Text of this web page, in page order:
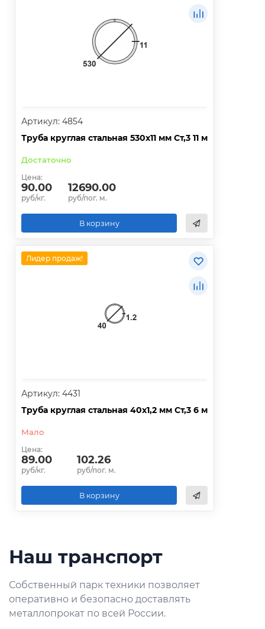
Артикул: 4854
Труба круглая стальная 530х11 мм Ст,3 11 м
Достаточно
Цена:
90.00
руб/кг.
12690.00
руб/пог. м.
В корзину
Лидер продаж!
Артикул: 4431
Труба круглая стальная 40х1,2 мм Ст,3 6 м
Мало
Цена:
89.00
руб/кг.
102.26
руб/пог. м.
В корзину
Наш транспорт
Собственный парк техники позволяет
оперативно и безопасно доставлять
металлопрокат по всей России.